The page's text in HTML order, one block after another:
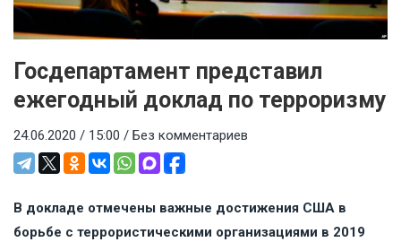
Госдепартамент представил
ежегодный доклад по терроризму
24.06.2020 / 15:00 / Без комментариев
В докладе отмечены важные достижения США в
борьбе с террористическими организациями в 2019